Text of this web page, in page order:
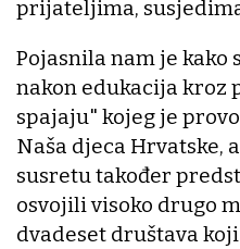
prijateljima,
Pojasnila nam je
nakon edukacija kroz
spajaju" kojeg je
Naša djeca Hrvatske,
susretu također
osvojili visoko drugo
dvadeset društava